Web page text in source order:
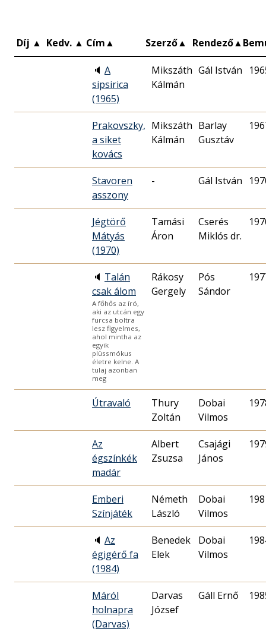
Díj ▲ Kedv. ▲ Cím▲ Szerző▲ Rendező▲
🔈 A
sipsirica
(1965)
Mikszáth
Kálmán
Gál István
Prakovszky,
a siket
kovács
Mikszáth
Kálmán
Barlay
Gusztáv
Stavoren
asszony
- Gál István
Jégtörő
Mátyás
(1970)
Tamási
Áron
Cserés
Miklós dr.
🔈 Talán
csak álom
A főhős az író,
aki az utcán egy
furcsa boltra
lesz figyelmes,
ahol mintha az
egyik
plüssmókus
életre kelne. A
tulaj azonban
meg
Rákosy
Gergely
Pós
Sándor
Útravaló
Thury
Zoltán
Dobai
Vilmos
Az
égszínkék
madár
Albert
Zsuzsa
Csajági
János
Emberi
Színjáték
Németh
László
Dobai
Vilmos
🔈 Az
égigérő fa
(1984)
Benedek
Elek
Dobai
Vilmos
Máról
holnapra
(Darvas)
Darvas
József
Gáll Ernő